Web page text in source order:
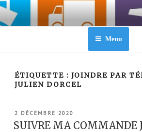
Aller
contenu
Menu
ÉTIQUETTE : JOINDRE PAR
JULIEN DORCEL
PUBLIÉ
LE
2 DÉCEMBRE 2020
SUIVRE MA COMMANDE